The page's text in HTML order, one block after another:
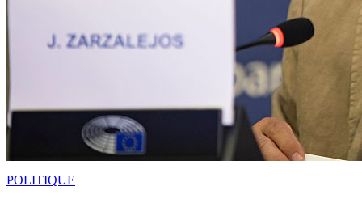
POLITIQUE